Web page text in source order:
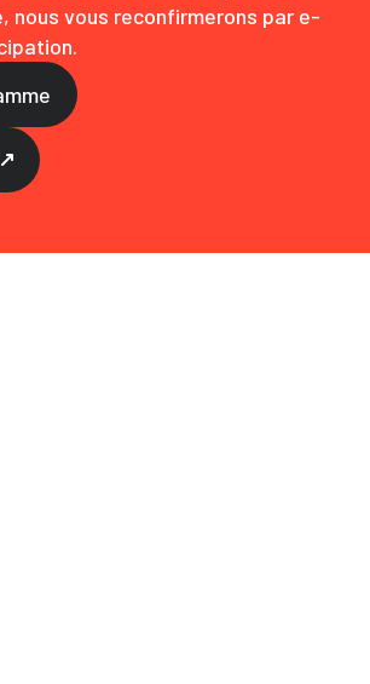
nous vous reconfirmerons par e-